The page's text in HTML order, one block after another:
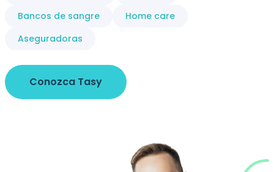
Bancos de sangre
Home care
Aseguradoras
Conozca Tasy